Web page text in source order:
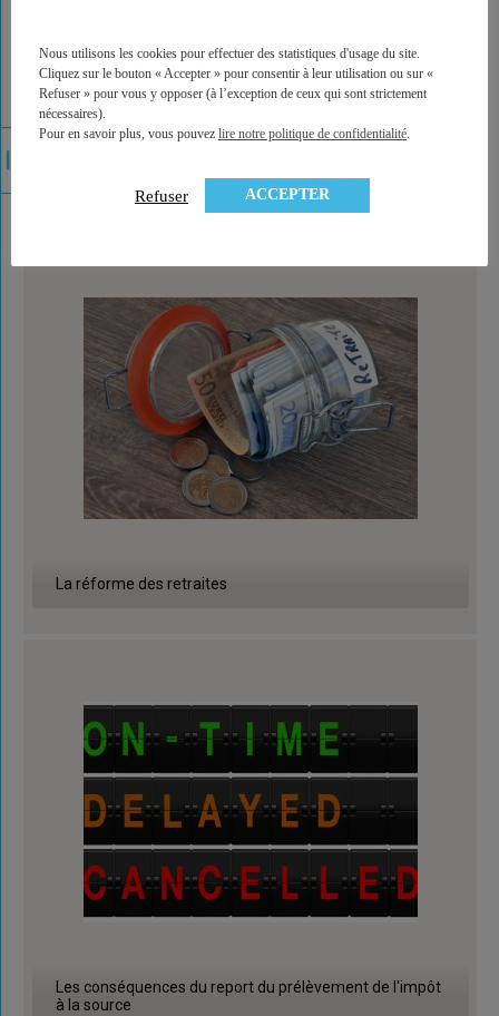
La réforme des retraites
Les conséquences du report du prélèvement de l'impôt
à la source
Nous utilisons les cookies pour effectuer des statistiques d'usage du site.
Cliquez sur le bouton « Accepter » pour consentir à leur utilisation ou sur «
Refuser » pour vous y opposer (à l’exception de ceux qui sont strictement
nécessaires).
Pour en savoir plus, vous pouvez lire notre politique de confidentialité.
Refuser ACCEPTER